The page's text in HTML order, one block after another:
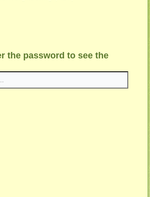
the password to see the